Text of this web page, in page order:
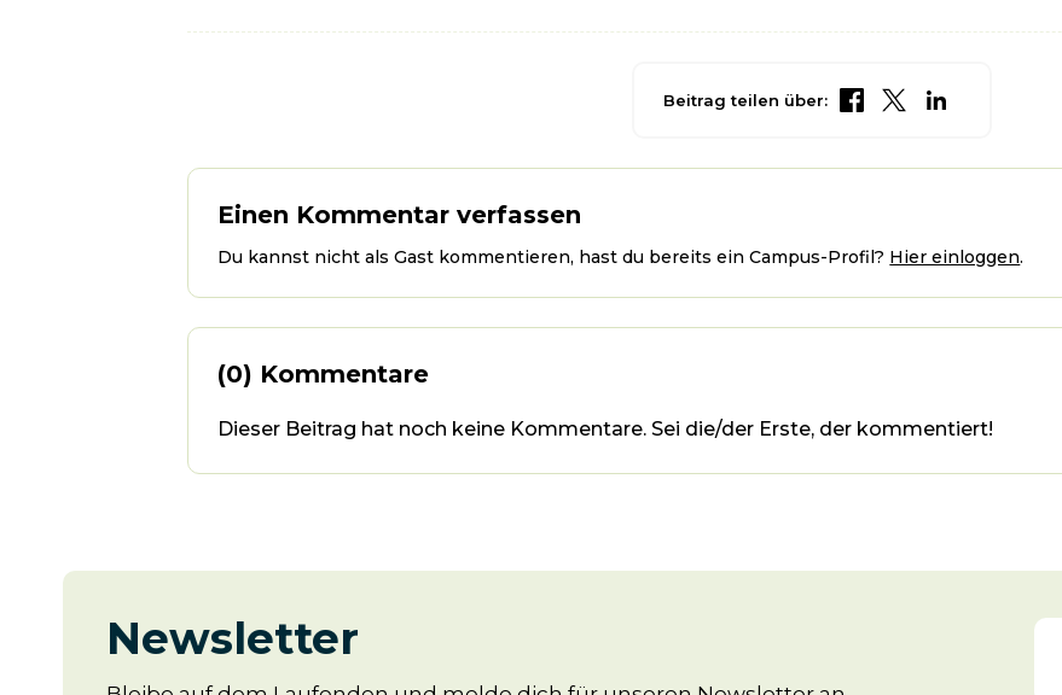
Beitrag teilen über:
Einen Kommentar verfassen
Du kannst nicht als Gast kommentieren, hast du bereits ein Campus-Profil? Hier einloggen.
(0) Kommentare
Dieser Beitrag hat noch keine Kommentare. Sei die/der Erste, der kommentiert!
Newsletter